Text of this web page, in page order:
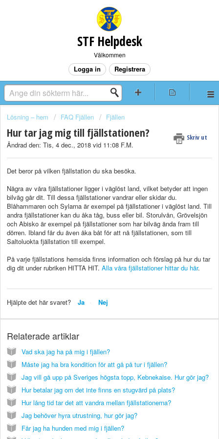
STF Helpdesk
Välkommen
Logga in Registrera
Lösning – hem FAQ Fjällen Fjällen
Hur tar jag mig till fjällstationen? Skriv ut
Ändrad den: Tis, 4 dec., 2018 vid 11:08 F.M.
Det beror på vilken fjällstation du ska besöka.
Några av våra fjällstationer ligger i väglöst land, vilket betyder att ingen
bilväg går dit. Till dessa fjällstationer vandrar eller skidar du.
Blåhammaren och Sylarna är exempel på fjällstationer i väglöst land. Till
andra fjällstationer kan du åka tåg, buss eller bil. Storulvån, Grövelsjön
och Abisko är exempel på fjällstationer som har bilväg ända fram till
dörren. Ibland får du även åka båt för att nå fjällstationen, som till
Saltoluokta fjällstation till exempel.
På varje fjällstations hemsida finns information och förslag på hur du tar
dig dit under rubriken HITTA HIT. Alla våra fjällstationer hittar du här.
Hjälpte det här svaret? Ja Nej
Relaterade artiklar
Vad ska jag ha på mig i fjällen?
Måste jag ha bra kondition för att gå på tur i fjällen?
Jag vill gå upp på Sveriges högsta topp, Kebnekaise. Hur gör jag?
Hur betalar jag om det inte finns en stugvärd på plats?
Hur lång tid tar det att vandra mellan fjällstationerna?
Jag behöver hyra utrustning, hur gör jag?
Får jag ha hunden med mig i fjällen?